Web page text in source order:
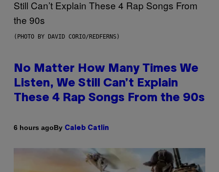
(PHOTO BY DAVID CORIO/REDFERNS)
No Matter How Many Times We
Listen, We Still Can’t Explain
These 4 Rap Songs From the 90s
6 hours agoBy Caleb Catlin